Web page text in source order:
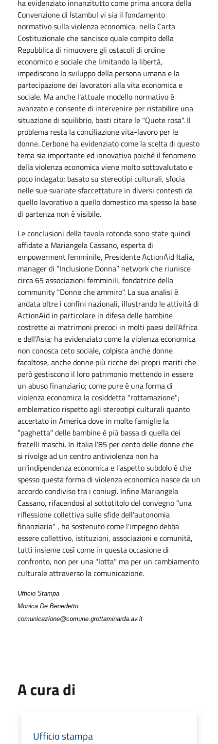
ha evidenziato innanzitutto come prima ancora della
Convenzione di Istambul vi sia il fondamento
normativo sulla violenza economica, nella Carta
Costituzionale che sancisce quale compito della
Repubblica di rimuovere gli ostacoli di ordine
economico e sociale che limitando la libertà,
impediscono lo sviluppo della persona umana e la
partecipazione dei lavoratori alla vita economica e
sociale. Ma anche l'attuale modello normativo è
avanzato e consente di intervenire per ristabilire una
situazione di squilibrio, basti citare le "Quote rosa". Il
problema resta la conciliazione vita-lavoro per le
donne. Cerbone ha evidenziato come la scelta di questo
tema sia importante ed innovativa poichè il fenomeno
della violenza economica viene molto sottovalutato e
poco indagato; basato su stereotipi culturali, sfocia
nelle sue svariate sfaccettature in diversi contesti da
quello lavorativo a quello domestico ma spesso la base
di partenza non è visibile.
Le conclusioni della tavola rotonda sono state quindi
affidate a Mariangela Cassano, esperta di
empowerment femminile, Presidente ActionAid Italia,
manager di “Inclusione Donna” network che riunisce
circa 65 associazioni femminili, fondatrice della
community "Donne che ammiro". La sua analisi è
andata oltre i confini nazionali, illustrando le attività di
ActionAid in particolare in difesa delle bambine
costrette ai matrimoni precoci in molti paesi dell'Africa
e dell'Asia; ha evidenziato come la violenza economica
non conosca ceto sociale, colpisca anche donne
facoltose, anche donne più ricche dei propri mariti che
però gestiscono il loro patrimonio mettendo in essere
un abuso finanziario; come pure è una forma di
violenza economica la cosiddetta "rottamazione";
emblematico rispetto agli stereotipi culturali quanto
accertato in America dove in molte famiglie la
"paghetta" delle bambine è più bassa di quella dei
fratelli maschi. In Italia l'85 per cento delle donne che
si rivolge ad un centro antiviolenza non ha
un'indipendenza economica e l'aspetto subdolo è che
spesso questa forma di violenza economica nasce da un
accordo condiviso tra i coniugi. Infine Mariangela
Cassano, rifacendosi al sottotitolo del convegno "una
riflessione collettiva sulle sfide dell'autonomia
finanziaria" , ha sostenuto come l'impegno debba
essere collettivo, istituzioni, associazioni e comunità,
tutti insieme così come in questa occasione di
confronto, non per una "lotta" ma per un cambiamento
culturale attraverso la comunicazione.
Ufficio Stampa
Monica De Benedetto
comunicazione@comune.grottaminarda.av.it
A cura di
Ufficio stampa